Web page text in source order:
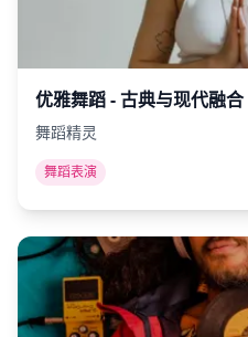
优雅舞蹈 - 古典与现代融合
舞蹈精灵
舞蹈表演